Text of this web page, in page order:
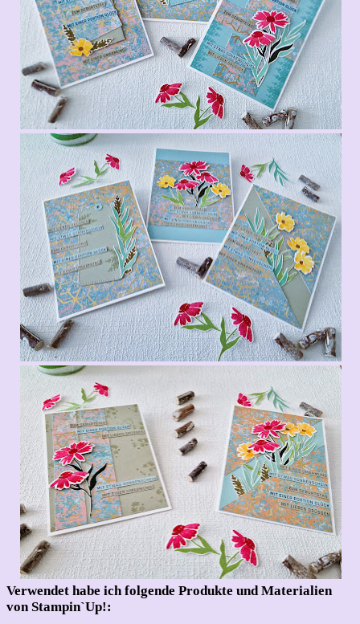
Verwendet habe ich folgende Produkte und Materialien
von Stampin`Up!: